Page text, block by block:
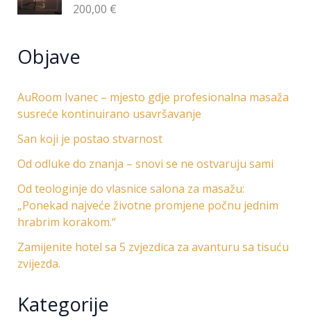
200,00 €
Objave
AuRoom Ivanec – mjesto gdje profesionalna masaža
susreće kontinuirano usavršavanje
San koji je postao stvarnost
Od odluke do znanja – snovi se ne ostvaruju sami
Od teologinje do vlasnice salona za masažu:
„Ponekad najveće životne promjene počnu jednim
hrabrim korakom.“
Zamijenite hotel sa 5 zvjezdica za avanturu sa tisuću
zvijezda.
Kategorije